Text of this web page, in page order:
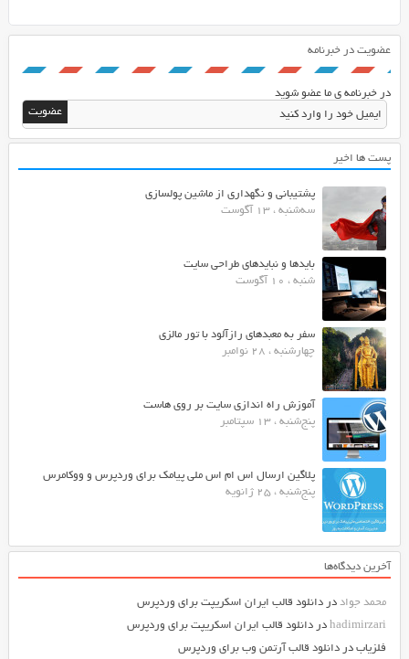
عضویت در خبرنامه
در خبرنامه ی ما عضو شوید
پست ها اخیر
پشتیبانی و نگهداری از ماشین پولسازی
سه‌شنبه ، 13 آگوست
بایدها و نبایدهای طراحی سایت
شنبه ، 10 آگوست
سفر به معبدهای رازآلود با تور مالزی
چهارشنبه ، 28 نوامبر
آموزش راه اندازی سایت بر روی هاست
پنج‌شنبه ، 13 سپتامبر
پلاگین ارسال اس ام اس ملی پیامک برای وردپرس و ووکامرس
پنج‌شنبه ، 25 ژانویه
آخرین دیدگاه‌ها
محمد جواددر دانلود قالب ایران اسکریپت برای وردپرس
hadimirzariدر دانلود قالب ایران اسکریپت برای وردپرس
فلزیابدر دانلود قالب آرتمن وب برای وردپرس